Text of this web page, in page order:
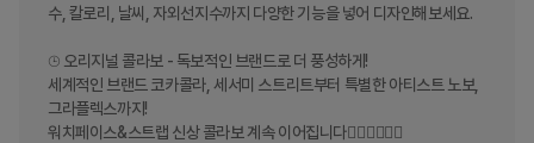
수, 칼로리, 날씨, 자외선지수까지 다양한 기능을 넣어 디자인해보세요.
⌚︎ 오리지널 콜라보 - 독보적인 브랜드로 더 풍성하게!
세계적인 브랜드 코카콜라, 세서미 스트리트부터 특별한 아티스트 노보,
그라플렉스까지!
워치페이스&스트랩 신상 콜라보 계속 이어집니다❤️‍🔥❤️‍🔥❤️‍🔥